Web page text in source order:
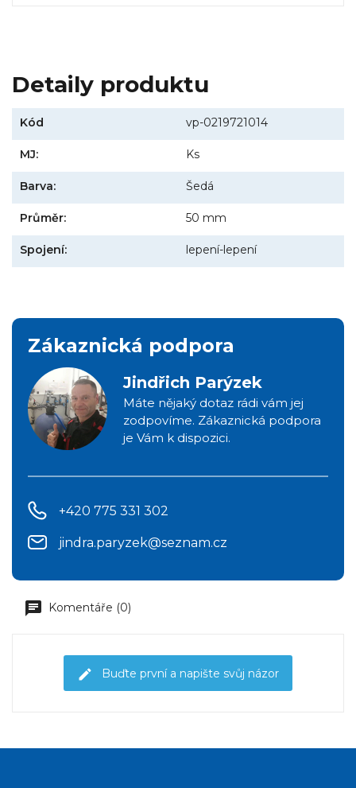
Detaily produktu
Kód vp-0219721014
MJ: Ks
Barva: Šedá
Průměr: 50 mm
Spojení: lepení-lepení
Zákaznická podpora
Jindřich Parýzek
Máte nějaký dotaz rádi vám jej
zodpovíme. Zákaznická podpora
je Vám k dispozici.
+420 775 331 302
jindra.paryzek@seznam.cz
Komentáře (0)
Buďte první a napište svůj názor